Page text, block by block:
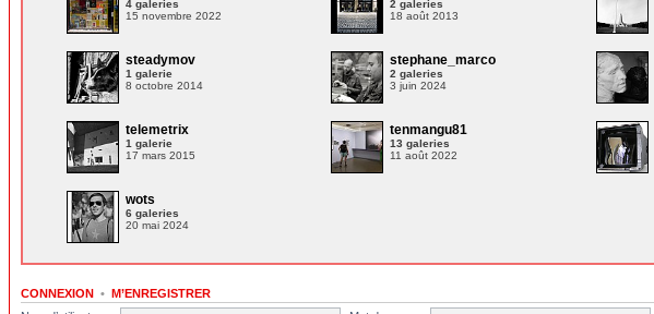
4 galeries
15 novembre 2022
2 galeries
18 août 2013
steadymov
1 galerie
8 octobre 2014
stephane_marco
2 galeries
3 juin 2024
telemetrix
1 galerie
17 mars 2015
tenmangu81
13 galeries
11 août 2022
wots
6 galeries
20 mai 2024
CONNEXION • M’ENREGISTRER